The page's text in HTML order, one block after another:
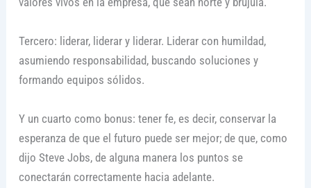
Tercero: liderar, liderar y liderar. Liderar con humildad,
asumiendo responsabilidad, buscando soluciones y
formando equipos sólidos.
Y un cuarto como bonus: tener fe, es decir, conservar la
esperanza de que el futuro puede ser mejor; de que, como
dijo Steve Jobs, de alguna manera los puntos se
conectarán correctamente hacia adelante.